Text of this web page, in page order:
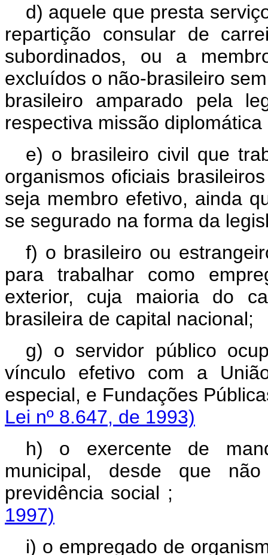
d) aquele que presta
repartição consular de
subordinados, ou a
excluídos o não-brasileiro
brasileiro amparado pela
respectiva missão
e) o brasileiro civil que
organismos oficiais
seja membro efetivo, ainda
se segurado na forma da
f) o brasileiro ou
para trabalhar como
exterior, cuja maioria do
brasileira de capital nacional;
g) o servidor público
vínculo efetivo com a
especial, e Fundações
Lei nº 8.647, de 1993)
h) o exercente de
municipal, desde que
previdência
1997)
i) o empregado de